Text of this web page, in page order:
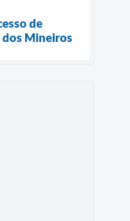
de
dos Mineiros